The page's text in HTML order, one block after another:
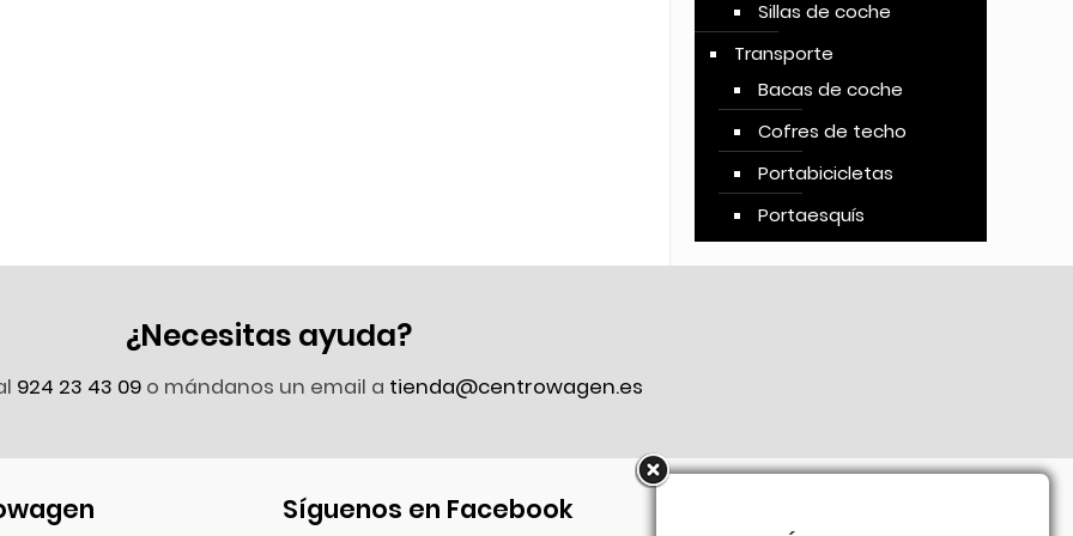
Sillas de coche
Transporte
Bacas de coche
Cofres de techo
Portabicicletas
Portaesquís
¿Necesitas ayuda?
924 23 43 09 o mándanos un email a tienda@centrowagen.es
Síguenos en Facebook